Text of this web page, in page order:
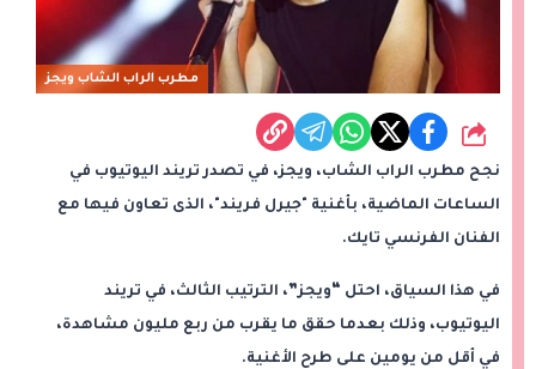
مطرب الراب الشاب ويجز
شارك
نجح مطرب الراب الشاب، ويجز، في تصدر تريند اليوتيوب في
الساعات الماضية، بأغنية "جيرل فريند"، الذى تعاون فيها مع
الفنان الفرنسي تايك.
في هذا السياق، احتل “ويجز”، الترتيب الثالث، في تريند
اليوتيوب، وذلك بعدما حقق ما يقرب من ربع مليون مشاهدة،
في أقل من يومين على طرح الأغنية.